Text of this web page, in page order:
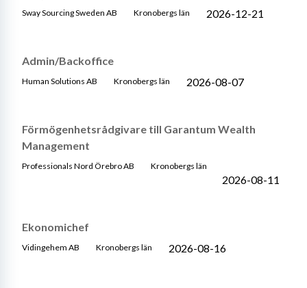
Sway Sourcing Sweden AB Kronobergs län 2026-12-21
Admin/Backoffice
Human Solutions AB Kronobergs län 2026-08-07
Förmögenhetsrådgivare till Garantum Wealth
Management
Professionals Nord Örebro AB Kronobergs län
2026-08-11
Ekonomichef
Vidingehem AB Kronobergs län 2026-08-16